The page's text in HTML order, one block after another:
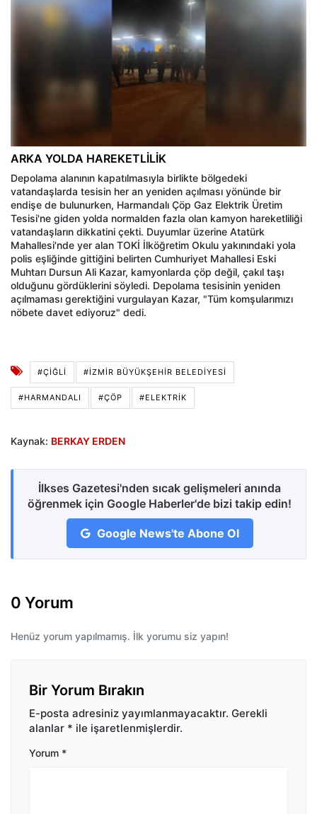
ARKA YOLDA HAREKETLİLİK
Depolama alanının kapatılmasıyla birlikte bölgedeki
vatandaşlarda tesisin her an yeniden açılması yönünde bir
endişe de bulunurken, Harmandalı Çöp Gaz Elektrik Üretim
Tesisi'ne giden yolda normalden fazla olan kamyon hareketliliği
vatandaşların dikkatini çekti. Duyumlar üzerine Atatürk
Mahallesi'nde yer alan TOKİ İlköğretim Okulu yakınındaki yola
polis eşliğinde gittiğini belirten Cumhuriyet Mahallesi Eski
Muhtarı Dursun Ali Kazar, kamyonlarda çöp değil, çakıl taşı
olduğunu gördüklerini söyledi. Depolama tesisinin yeniden
açılmaması gerektiğini vurgulayan Kazar, "Tüm komşularımızı
nöbete davet ediyoruz" dedi.
#ÇIĞLI #İZMIR BÜYÜKŞEHIR BELEDIYESI
#HARMANDALI #ÇÖP #ELEKTRIK
Kaynak: BERKAY ERDEN
İlkses Gazetesi'nden sıcak gelişmeleri anında
öğrenmek için Google Haberler'de bizi takip edin!
Google News'te Abone Ol
0 Yorum
Henüz yorum yapılmamış. İlk yorumu siz yapın!
Bir Yorum Bırakın
E-posta adresiniz yayımlanmayacaktır. Gerekli
alanlar * ile işaretlenmişlerdir.
Yorum *